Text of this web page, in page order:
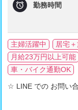
 勤務時間
主婦活躍中 居宅
月給23万円以上可能
車・バイク通勤OK
☆ LINE での お問い